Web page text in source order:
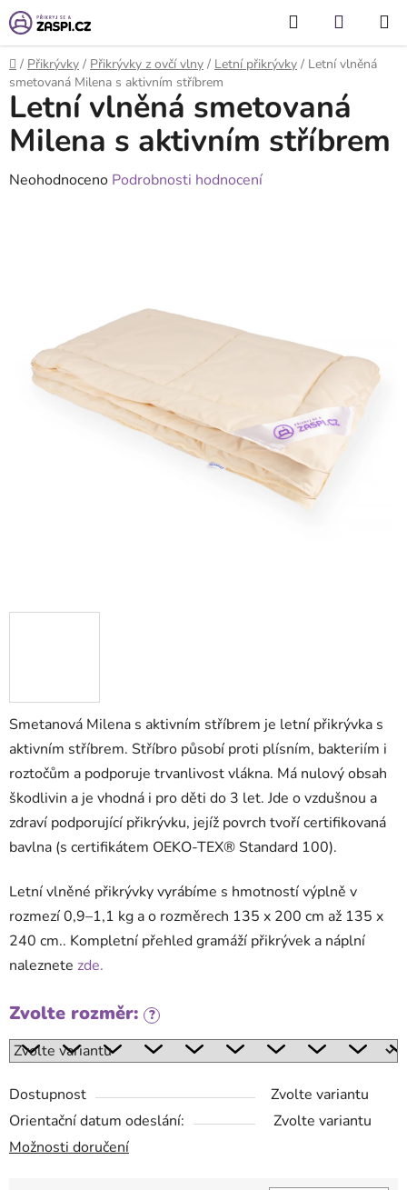
Přejít na obsah Hledat
KOŠÍK
Domů
/ Přikrývky / Přikrývky z ovčí vlny / Letní přikrývky / Letní vlněná
smetovaná Milena s aktivním stříbrem
Smetanová Milena s aktivním stříbrem je letní přikrývka s
aktivním stříbrem. Stříbro působí proti plísním, bakteriím i
roztočům a podporuje trvanlivost vlákna. Má nulový obsah
škodlivin a je vhodná i pro děti do 3 let. Jde o vzdušnou a
zdraví podporující přikrývku, jejíž povrch tvoří certifikovaná
bavlna (s certifikátem OEKO-TEX® Standard 100).
Letní vlněné přikrývky vyrábíme s hmotností výplně v
rozmezí 0,9–1,1 kg a o rozměrech 135 x 200 cm až 135 x
240 cm.. Kompletní přehled gramáží přikrývek a náplní
naleznete zde.
Zvolte rozměr: ?
Dostupnost
Zvolte variantu
Orientační datum odeslání:
Zvolte variantu
Možnosti doručení
Letní vlněná smetovaná
Milena s aktivním stříbrem
Průměrné
hvězdiček.
Neohodnoceno Podrobnosti hodnocení